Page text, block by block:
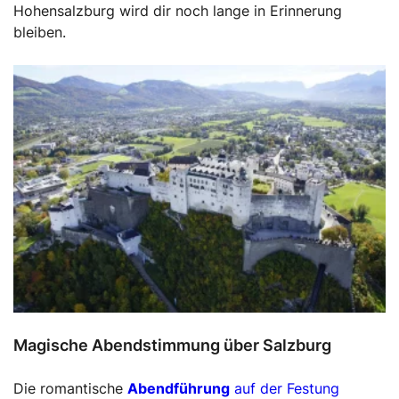
Hohensalzburg wird dir noch lange in Erinnerung
bleiben.
Magische Abendstimmung über Salzburg
Die romantische Abendführung auf der Festung